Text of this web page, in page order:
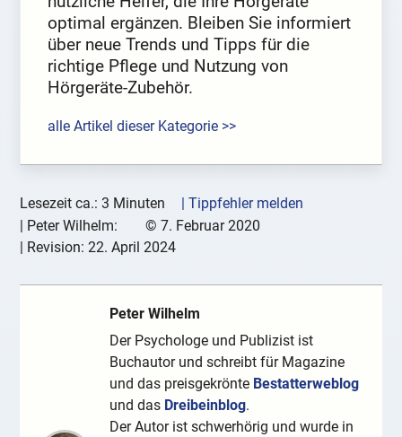
optimal ergänzen. Bleiben Sie informiert
über neue Trends und Tipps für die
richtige Pflege und Nutzung von
Hörgeräte-Zubehör.
alle Artikel dieser Kategorie >>
Lesezeit ca.: 3 Minuten
| Tippfehler melden
Peter Wilhelm: © 7. Februar 2020
| Revision:22. April 2024
Peter Wilhelm
Der Psychologe und Publizist ist
Buchautor und schreibt für Magazine
und das preisgekrönte Bestatterweblog
und das Dreibeinblog.
Der Autor ist schwerhörig und wurde in